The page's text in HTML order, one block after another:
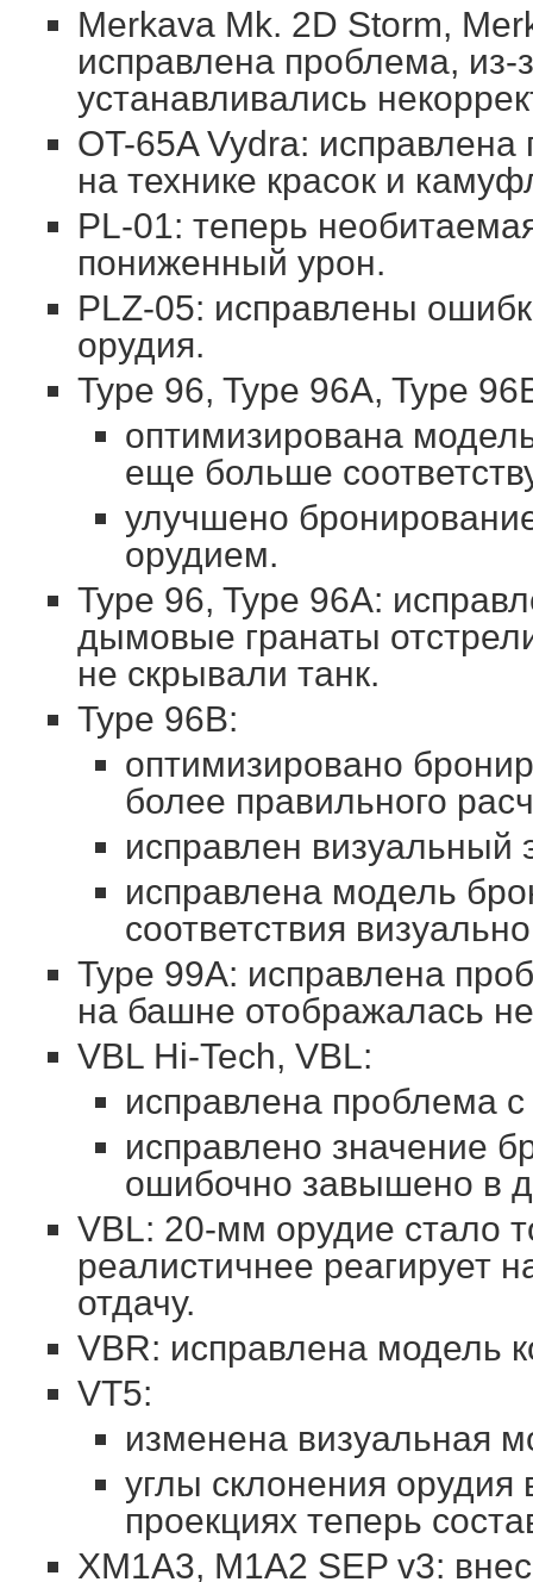
Merkava Mk. 2D Storm,
исправлена проблема, из-
устанавливались
OT-65A Vydra:
на технике красок и
PL-01: теперь
пониженный урон.
PLZ-05: исправлены
орудия.
Type 96, Type 96A, Type
оптимизирована
еще больше
улучшено
орудием.
Type 96, Type 96A:
дымовые гранаты
не скрывали танк.
Type 96B:
оптимизировано
более правильного
исправлен
исправлена модель
соответствия
Type 99A: исправлена
на башне отображалась
VBL Hi-Tech, VBL:
исправлена проблема
исправлено значение
ошибочно завышено в
VBL: 20-мм орудие стало
реалистичнее реагирует
отдачу.
VBR: исправлена модель
VT5:
изменена визуальная
углы склонения
проекциях теперь
XM1A3, M1A2 SEP v3: